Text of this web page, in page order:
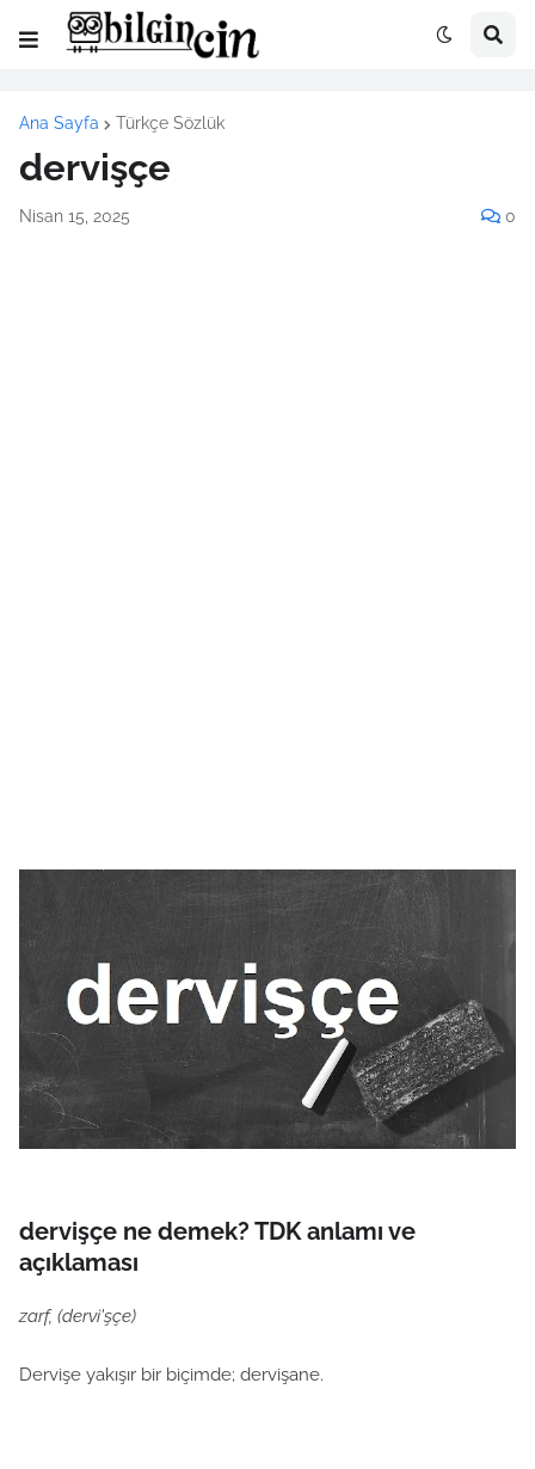
Ana Sayfa Türkçe Sözlük
dervişçe
Nisan 15, 2025 0
dervişçe ne demek? TDK anlamı ve
açıklaması
zarf, (dervi'şçe)
Dervişe yakışır bir biçimde; dervişane.